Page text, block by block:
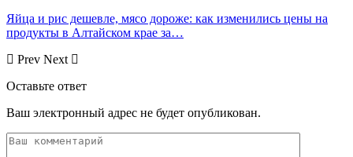
Яйца и рис дешевле, мясо дороже: как изменились цены на
продукты в Алтайском крае за…
Prev Next
Оставьте ответ
Ваш электронный адрес не будет опубликован.